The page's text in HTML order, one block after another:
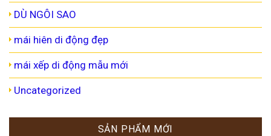
DÙ NGÔI SAO
mái hiên di động đẹp
mái xếp di động mẫu mới
Uncategorized
SẢN PHẨM MỚI